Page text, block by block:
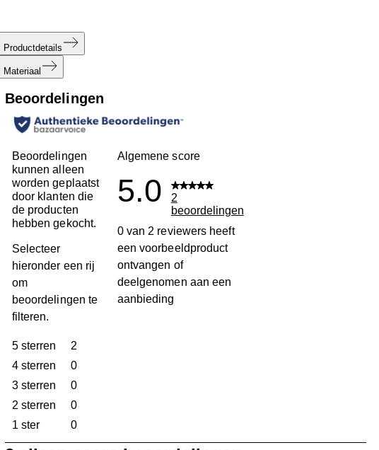
Productdetails
Materiaal
Beoordelingen
Beoordelingen
kunnen alleen
worden geplaatst
door klanten die
de producten
hebben gekocht.
Selecteer
hieronder een rij
om
beoordelingen te
filteren.
5 sterren sterren
2
2 beoordelingen met 5 sterren.
4 sterren sterren
0
0 beoordelingen met 4 sterren.
3 sterren sterren
0
0 beoordelingen met 3 sterren.
2 sterren sterren
0
0 beoordelingen met 2 sterren.
1 ster sterren0
0 beoordelingen met 1 ster.
Algemene score
5.0
2
beoordelingen
0 van 2 reviewers heeft
een voorbeeldproduct
ontvangen of
deelgenomen aan een
aanbieding